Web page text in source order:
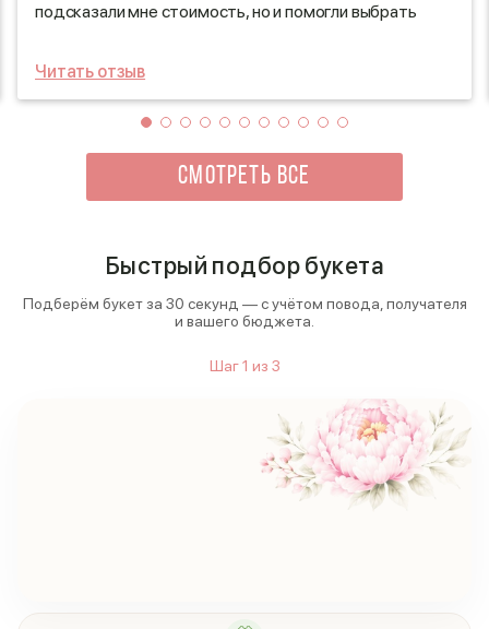
подсказали мне стоимость, но и помогли выбрать
и выглядел просто потрясающе! Я был в восторге от
того, как он передал всю нежность и красоту, и
увидев радостные глаза крестницы, понял, что
сделал правильный выбор. Это был незабываемый
момент, который она запомнит надолго!
Читать отзыв
СМОТРЕТЬ ВСЕ
Быстрый подбор букета
Подберём букет за 30 секунд — с учётом повода, получателя
и вашего бюджета.
Шаг1 из 3